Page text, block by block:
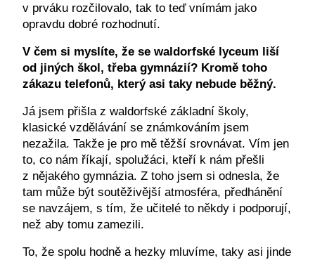
v prváku rozčilovalo, tak to teď vnímám jako
opravdu dobré rozhodnutí.
V čem si myslíte, že se waldorfské lyceum liší
od jiných škol, třeba gymnázií? Kromě toho
zákazu telefonů, který asi taky nebude běžný.
Já jsem přišla z waldorfské základní školy,
klasické vzdělávání se známkováním jsem
nezažila. Takže je pro mě těžší srovnávat. Vím jen
to, co nám říkají, spolužáci, kteří k nám přešli
z nějakého gymnázia. Z toho jsem si odnesla, že
tam může být soutěživější atmosféra, předhánění
se navzájem, s tím, že učitelé to někdy i podporují,
než aby tomu zamezili.
To, že spolu hodně a hezky mluvíme, taky asi jinde